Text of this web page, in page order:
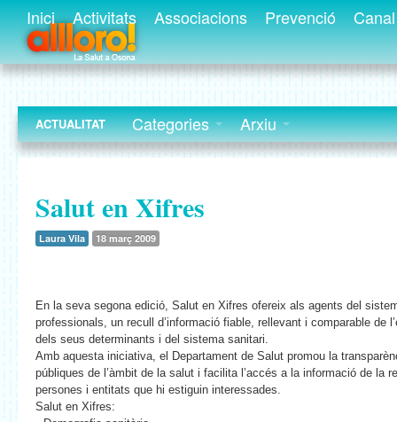
Inici Activitats Associacions Prevenció
ACTUALITAT Categories Arxiu
Salut en Xifres
Laura Vila 18 març 2009
En la seva segona edició, Salut en Xifres ofereix als agents del
professionals, un recull d’informació fiable, rellevant i comparable de
dels seus determinants i del sistema sanitari.
Amb aquesta iniciativa, el Departament de Salut promou la
públiques de l’àmbit de la salut i facilita l’accés a la informació de la
persones i entitats que hi estiguin interessades.
Salut en Xifres: